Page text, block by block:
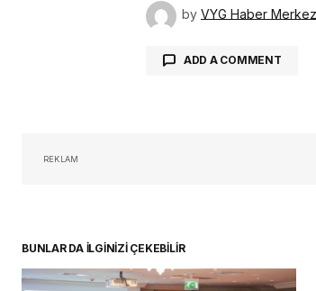
by VYG Haber
ADD A COMMENT
REKLAM
BUNLAR DA İLGİNİZİ ÇEKEBİLİR